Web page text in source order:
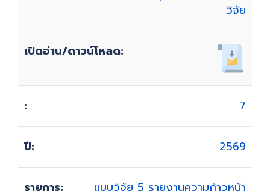
วิจัย
7
2569
แบบวิจัย 5 รายงานความก้าวหน้า